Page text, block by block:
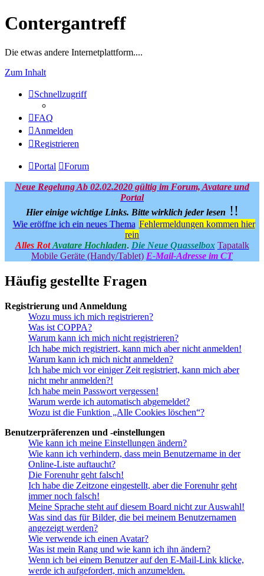
Contergantreff
Die etwas andere Internetplattform....
Zum Inhalt
Schnellzugriff
FAQ
Anmelden
Registrieren
Portal Forum
Neue Regelung Ab 02.02.2020 gültig im Forum, Avatare und
Portal
Hier einige wichtige Links. Bitte wirklich jeder lesen !!
Wie eröffne ich ein neues Thema Fehlermeldungen kommen hier
rein
Alles Rot Avatare Hochladen. Die Neue Quasselbox Tapatalk
Mobile Geräte (Handy/Tablet) E-Mail-Adresse im CT
Häufig gestellte Fragen
Registrierung und Anmeldung
Wozu muss ich mich registrieren?
Was ist COPPA?
Warum kann ich mich nicht registrieren?
Ich habe mich registriert, kann mich aber nicht anmelden!
Warum kann ich mich nicht anmelden?
Ich habe mich vor einiger Zeit registriert, kann mich aber
nicht mehr anmelden?!
Ich habe mein Passwort vergessen!
Warum werde ich automatisch abgemeldet?
Wozu ist die Funktion „Alle Cookies löschen“?
Benutzerpräferenzen und -einstellungen
Wie kann ich meine Einstellungen ändern?
Wie kann ich verhindern, dass mein Benutzername in der
Online-Liste auftaucht?
Die Forenuhr geht falsch!
Ich habe die Zeitzone eingestellt, aber die Forenuhr geht
immer noch falsch!
Meine Sprache steht auf diesem Board nicht zur Auswahl!
Was sind das für Bilder, die bei meinem Benutzernamen
angezeigt werden?
Wie verwende ich einen Avatar?
Was ist mein Rang und wie kann ich ihn ändern?
Wenn ich bei einem Benutzer auf den E-Mail-Link klicke,
werde ich aufgefordert, mich anzumelden.